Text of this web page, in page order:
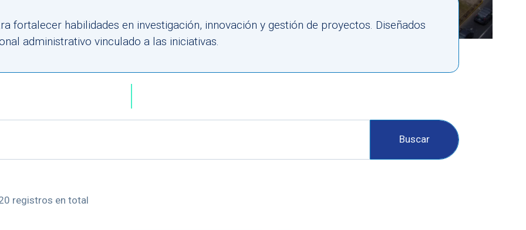
fortalecer habilidades en investigación, innovación y gestión de proyectos. Diseñados
administrativo vinculado a las iniciativas.
Buscar
registros en total